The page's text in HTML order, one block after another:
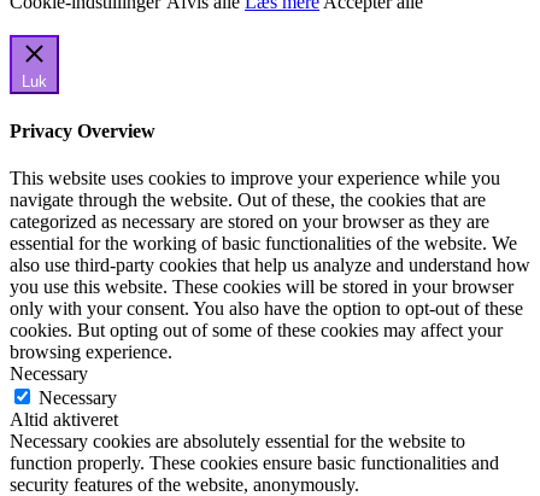
Luk
Privacy Overview
This website uses cookies to improve your experience while you
navigate through the website. Out of these, the cookies that are
categorized as necessary are stored on your browser as they are
essential for the working of basic functionalities of the website. We
also use third-party cookies that help us analyze and understand how
you use this website. These cookies will be stored in your browser
only with your consent. You also have the option to opt-out of these
cookies. But opting out of some of these cookies may affect your
browsing experience.
Necessary
Necessary
Altid aktiveret
Necessary cookies are absolutely essential for the website to
function properly. These cookies ensure basic functionalities and
security features of the website, anonymously.